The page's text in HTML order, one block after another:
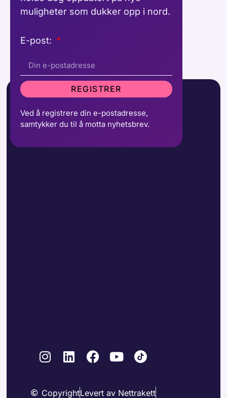
muligheter som dukker opp i nord.
E-post:
REGISTRER
Ved å registrere din e-postadresse,
samtykker du til å motta nyhetsbrev.
CopyrightLevert av Nettrakett